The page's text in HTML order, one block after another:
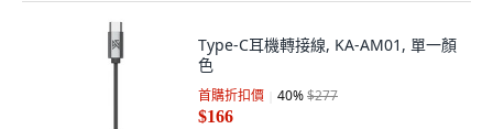
Type-C耳機轉接線, KA-AM01, 單一顏
色
首購折扣價 40%$277
$166